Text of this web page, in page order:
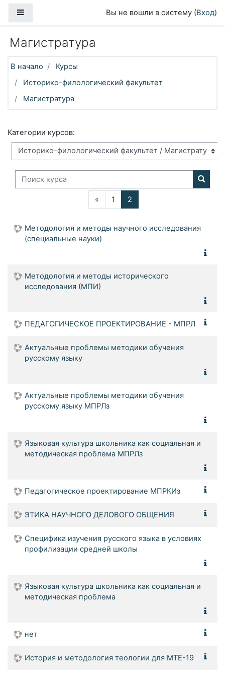
Вы не вошли в систему (Вход)
Магистратура
В начало
Курсы
Историко-филологический факультет
Магистратура
Категории курсов:
Поиск курса
Поиск
«Назад
1 2(текущая)
Методология и методы научного исследования
(специальные науки)
Методология и методы исторического
исследования (МПИ)
ПЕДАГОГИЧЕСКОЕ ПРОЕКТИРОВАНИЕ - МПРЛ
Актуальные проблемы методики обучения
русскому языку
Актуальные проблемы методики обучения
русскому языку МПРЛз
Языковая культура школьника как социальная и
методическая проблема МПРЛз
Педагогическое проектирование МПРКИз
ЭТИКА НАУЧНОГО ДЕЛОВОГО ОБЩЕНИЯ
Специфика изучения русского языка в условиях
профилизации средней школы
Языковая культура школьника как социальная и
методическая проблема
нет
История и методология теологии для МТЕ-19